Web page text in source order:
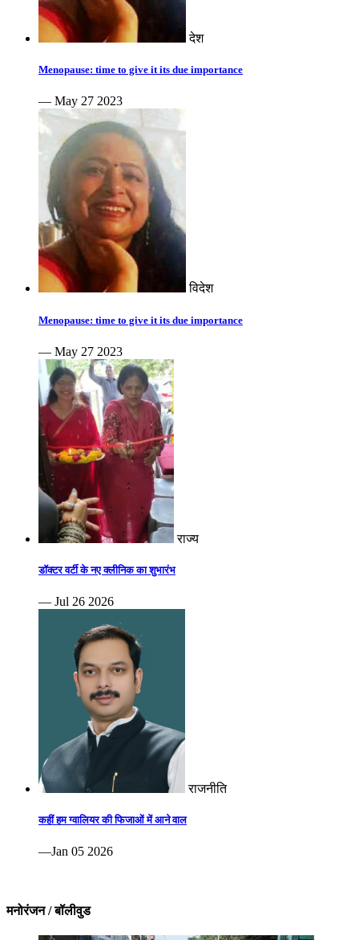
देश
Menopause: time to give it its due importance
— May 27 2023
विदेश
Menopause: time to give it its due importance
— May 27 2023
राज्य
डॉक्टर वर्टी के नए क्लीनिक का शुभारंभ
— Jul 26 2026
राजनीति
कहीं हम ग्वालियर की फिजाओं में आने वाल
—Jan 05 2026
मनोरंजन / बॉलीवुड